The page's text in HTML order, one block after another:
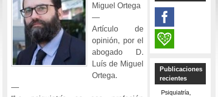
Miguel Ortega
—
Artículo de
opinión, por el
abogado D.
Luís de Miguel
Ortega.
—
Publicaciones
recientes
Psiquiatría,